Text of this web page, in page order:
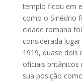
templo ficou em
como o Sinédrio
cidade romana
considerada
1919, quase dois
oficiais britânicos
sua posição